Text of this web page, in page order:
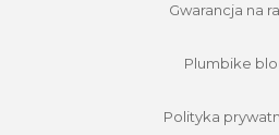
Gwarancja na
Plumbike
Polityka